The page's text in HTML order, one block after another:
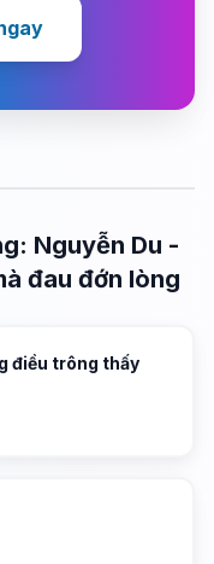
Nguyễn Du -
đau đớn lòng
điều trông thấy